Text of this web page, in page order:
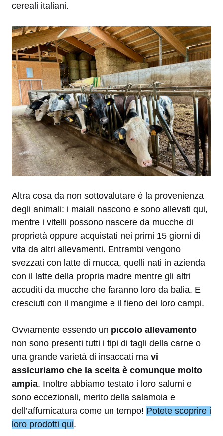
cereali italiani.
Altra cosa da non sottovalutare è la provenienza
degli animali: i maiali nascono e sono allevati qui,
mentre i vitelli possono nascere da mucche di
proprietà oppure acquistati nei primi 15 giorni di
vita da altri allevamenti. Entrambi vengono
svezzati con latte di mucca, quelli nati in azienda
con il latte della propria madre mentre gli altri
accuditi da mucche che faranno loro da balia. E
cresciuti con il mangime e il fieno dei loro campi.
Ovviamente essendo un piccolo allevamento
non sono presenti tutti i tipi di tagli della carne o
una grande varietà di insaccati ma vi
assicuriamo che la scelta è comunque molto
ampia. Inoltre abbiamo testato i loro salumi e
sono eccezionali, merito della salamoia e
dell’affumicatura come un tempo! Potete scoprire i
loro prodotti qui.